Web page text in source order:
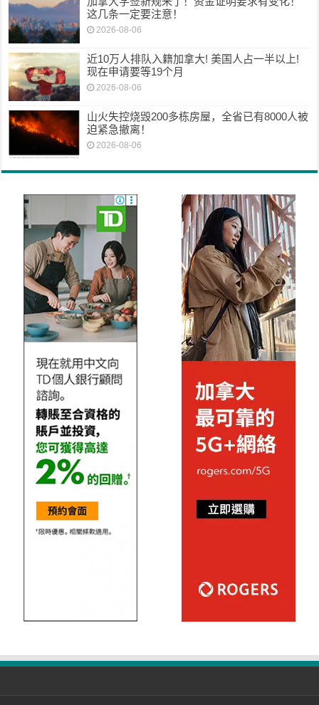
这几条一定要注意！
2026-08-06
近10万人排队入籍加拿大! 美国人占一半以上!
现在申请要等19个月
2026-08-06
山火失控烧毁200多栋房屋，全省已有8000人被
迫紧急撤离！
2026-08-06